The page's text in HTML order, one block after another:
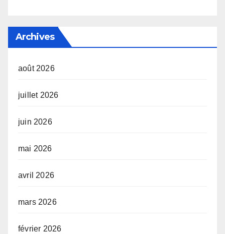
Archives
août 2026
juillet 2026
juin 2026
mai 2026
avril 2026
mars 2026
février 2026